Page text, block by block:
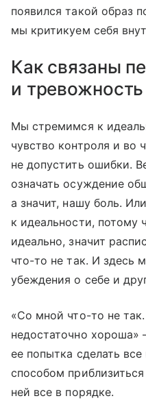
появился такой образ
мы критикуем себя
Как связаны
и тревожность
Мы стремимся к
чувство контроля и во
не допустить ошибки.
означать осуждение
а значит, нашу боль.
к идеальности, потому
идеально, значит
что-то не так. И здесь
убеждения о себе и
«Со мной что-то не
недостаточно
ее попытка сделать
способом
ней все в порядке.